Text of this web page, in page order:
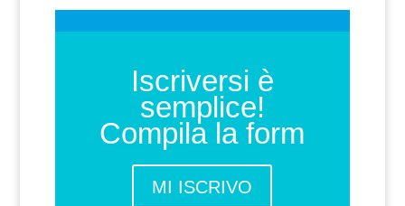
Iscriversi è
semplice!
Compila la form
MI ISCRIVO